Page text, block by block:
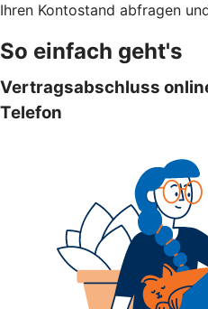
Ihren Kontostand abfragen
So einfach geht's
Vertragsabschluss
Telefon